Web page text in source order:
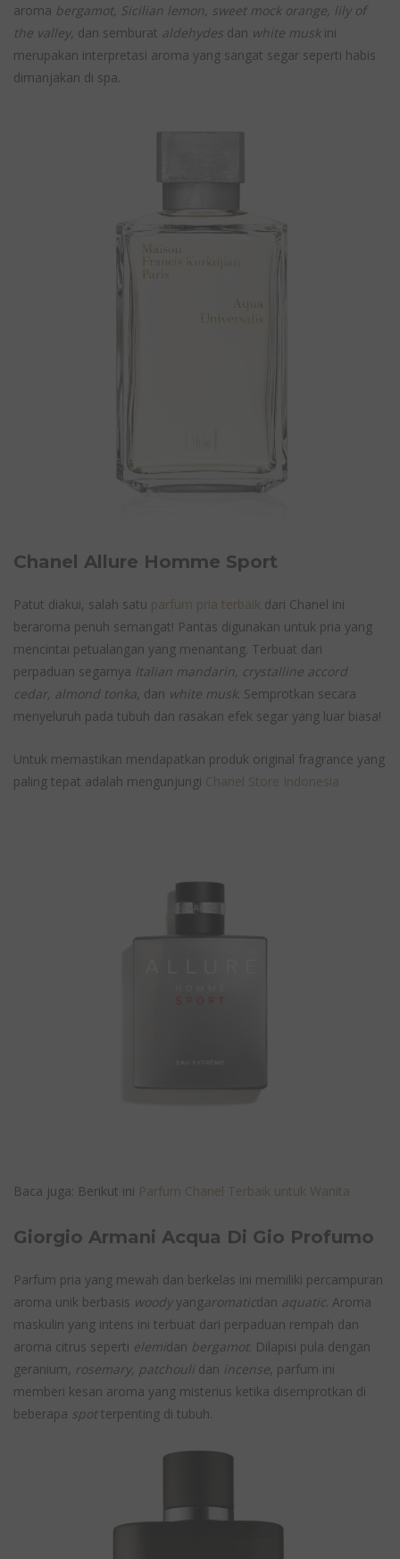
aroma bergamot, Sicilian lemon, sweet mock orange, lily of
the valley, dan semburat aldehydes dan white musk ini
merupakan interpretasi aroma yang sangat segar seperti habis
dimanjakan di spa.
Chanel Allure Homme Sport
Patut diakui, salah satu parfum pria terbaik dari Chanel ini
beraroma penuh semangat! Pantas digunakan untuk pria yang
mencintai petualangan yang menantang. Terbuat dari
perpaduan segarnya Italian mandarin, crystalline accord
cedar, almond tonka, dan white musk . Semprotkan secara
menyeluruh pada tubuh dan rasakan efek segar yang luar biasa!
Untuk memastikan mendapatkan produk original fragrance yang
paling tepat adalah mengunjungi Chanel Store Indonesia
Baca juga: Berikut ini Parfum Chanel Terbaik untuk Wanita
Giorgio Armani Acqua Di Gio Profumo
Parfum pria yang mewah dan berkelas ini memiliki percampuran
aroma unik berbasis woodyyangaromaticdan aquatic . Aroma
maskulin yang intens ini terbuat dari perpaduan rempah dan
aroma citrus seperti elemidan bergamot . Dilapisi pula dengan
geranium, rosemary, patchoulidan incense, parfum ini
memberi kesan aroma yang misterius ketika disemprotkan di
beberapa spot terpenting di tubuh.